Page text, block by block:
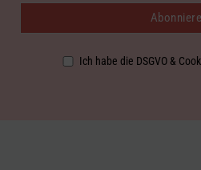
Ich habe die DSGVO &